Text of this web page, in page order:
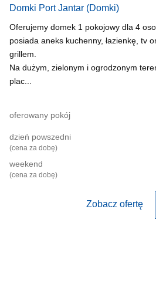
Domki Port Jantar (Domki)
Oferujemy domek 1 pokojowy dla 4
posiada aneks kuchenny, łazienkę, tv
grillem.
Na dużym, zielonym i ogrodzonym
plac...
oferowany pokój
dzień powszedni
(cena za dobę)
weekend
(cena za dobę)
Zobacz ofertę